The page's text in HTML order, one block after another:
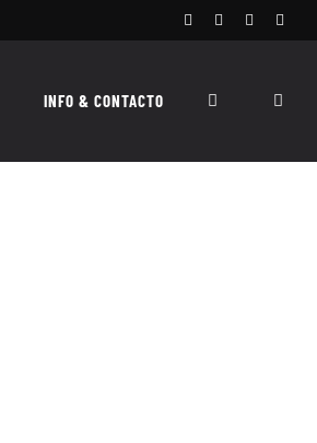
FacebookInstagram
INFO & CONTACTO